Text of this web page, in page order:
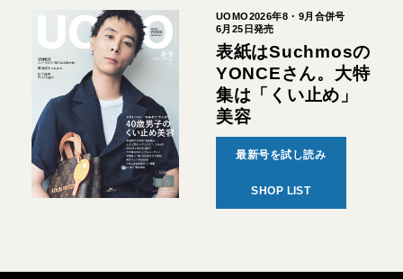
UOMO2026年8・9月合併号
6月25日発売
表紙はSuchmosの
YONCEさん。大特
集は「くい止め」
美容
最新号を試し読み
SHOP LIST